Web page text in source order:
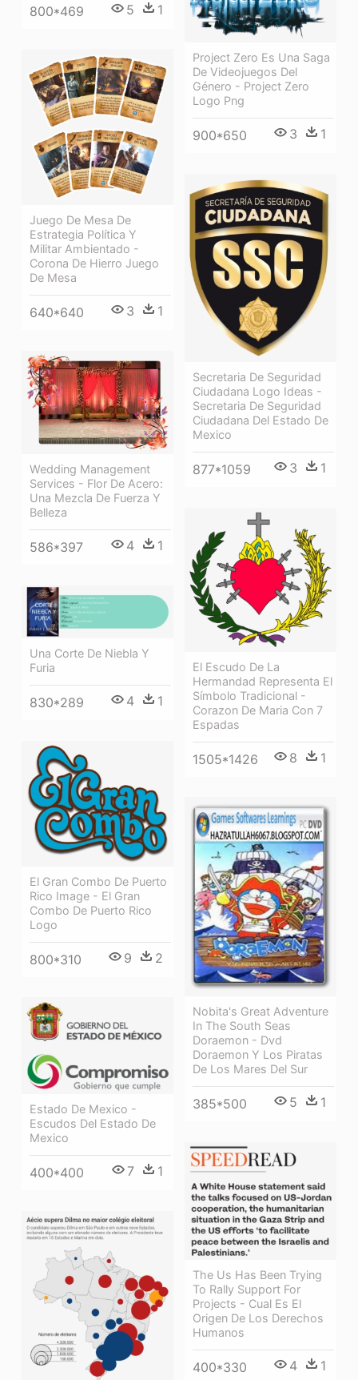
800*469 5 1
Project Zero Es Una Saga
De Videojuegos Del
Género - Project Zero
Logo Png
900*650 3 1
Juego De Mesa De
Estrategia Política Y
Militar Ambientado -
Corona De Hierro Juego
De Mesa
640*640 3 1
Secretaria De Seguridad
Ciudadana Logo Ideas -
Secretaria De Seguridad
Ciudadana Del Estado De
Mexico
877*1059 3 1
Wedding Management
Services - Flor De Acero:
Una Mezcla De Fuerza Y
Belleza
586*397 4 1
El Escudo De La
Hermandad Representa El
Símbolo Tradicional -
Corazon De Maria Con 7
Espadas
1505*1426 8 1
Una Corte De Niebla Y
Furia
830*289 4 1
El Gran Combo De Puerto
Rico Image - El Gran
Combo De Puerto Rico
Logo
800*310 9 2
Nobita's Great Adventure
In The South Seas
Doraemon - Dvd
Doraemon Y Los Piratas
De Los Mares Del Sur
385*500 5 1
Estado De Mexico -
Escudos Del Estado De
Mexico
400*400 7 1
The Us Has Been Trying
To Rally Support For
Projects - Cual Es El
Origen De Los Derechos
Humanos
400*330 4 1